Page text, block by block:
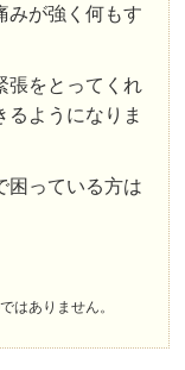
みが強く何もす
張をとってくれ
るようになりま
困っている方は
はありません。